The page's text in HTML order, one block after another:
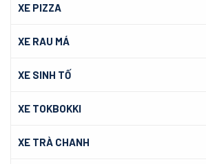
XE PIZZA
XE RAU MÁ
XE SINH TỐ
XE TOKBOKKI
XE TRÀ CHANH